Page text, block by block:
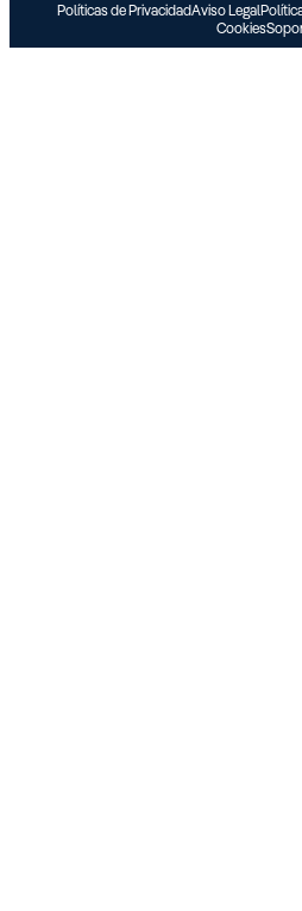
Políticas de PrivacidadAviso Legal
Cookies